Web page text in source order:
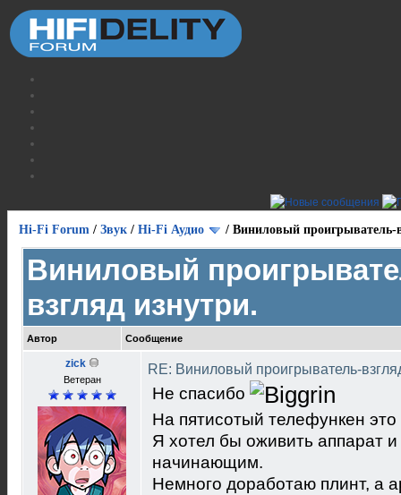
Hi-Fi Forum / Звук / Hi-Fi Аудио / Виниловый проигрыватель-
Виниловый
взгляд изнутри.
Автор Сообщение
zick
Ветеран
RE: Виниловый проигрыватель-
Не спасибо
На пятисотый телефункен
Я хотел бы оживить аппарат и
начинающим.
Немного доработаю плинт, а